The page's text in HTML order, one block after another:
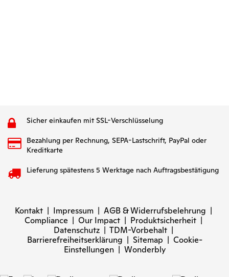
Sicher einkaufen mit SSL-Verschlüsselung
Bezahlung per Rechnung, SEPA-Lastschrift, PayPal oder
Kreditkarte
Lieferung spätestens 5 Werktage nach Auftragsbestätigung
Kontakt | Impressum | AGB & Widerrufsbelehrung |
Compliance | Our Impact | Produktsicherheit |
Datenschutz | TDM-Vorbehalt |
Barrierefreiheitserklärung | Sitemap | Cookie-
Einstellungen| Wonderbly